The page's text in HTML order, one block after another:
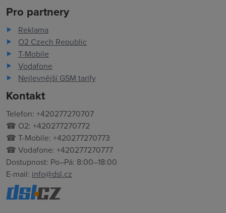
Pro partnery
Reklama
O2 Czech Republic
T-Mobile
Vodafone
Nejlevnější GSM tarify
Kontakt
Telefon: +420277270707
☎ O2: +420277270772
☎ T-Mobile: +420277270773
☎ Vodafone: +420277270777
Dostupnost: Po–Pá: 8:00–18:00
E-mail: info@dsl.cz